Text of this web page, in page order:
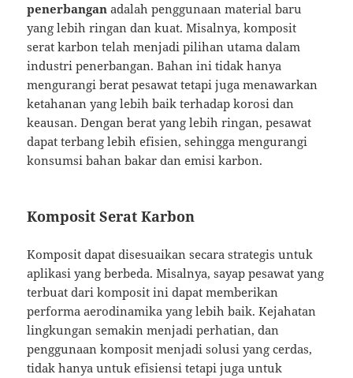
penerbangan adalah penggunaan material baru
yang lebih ringan dan kuat. Misalnya, komposit
serat karbon telah menjadi pilihan utama dalam
industri penerbangan. Bahan ini tidak hanya
mengurangi berat pesawat tetapi juga menawarkan
ketahanan yang lebih baik terhadap korosi dan
keausan. Dengan berat yang lebih ringan, pesawat
dapat terbang lebih efisien, sehingga mengurangi
konsumsi bahan bakar dan emisi karbon.
Komposit Serat Karbon
Komposit dapat disesuaikan secara strategis untuk
aplikasi yang berbeda. Misalnya, sayap pesawat yang
terbuat dari komposit ini dapat memberikan
performa aerodinamika yang lebih baik. Kejahatan
lingkungan semakin menjadi perhatian, dan
penggunaan komposit menjadi solusi yang cerdas,
tidak hanya untuk efisiensi tetapi juga untuk